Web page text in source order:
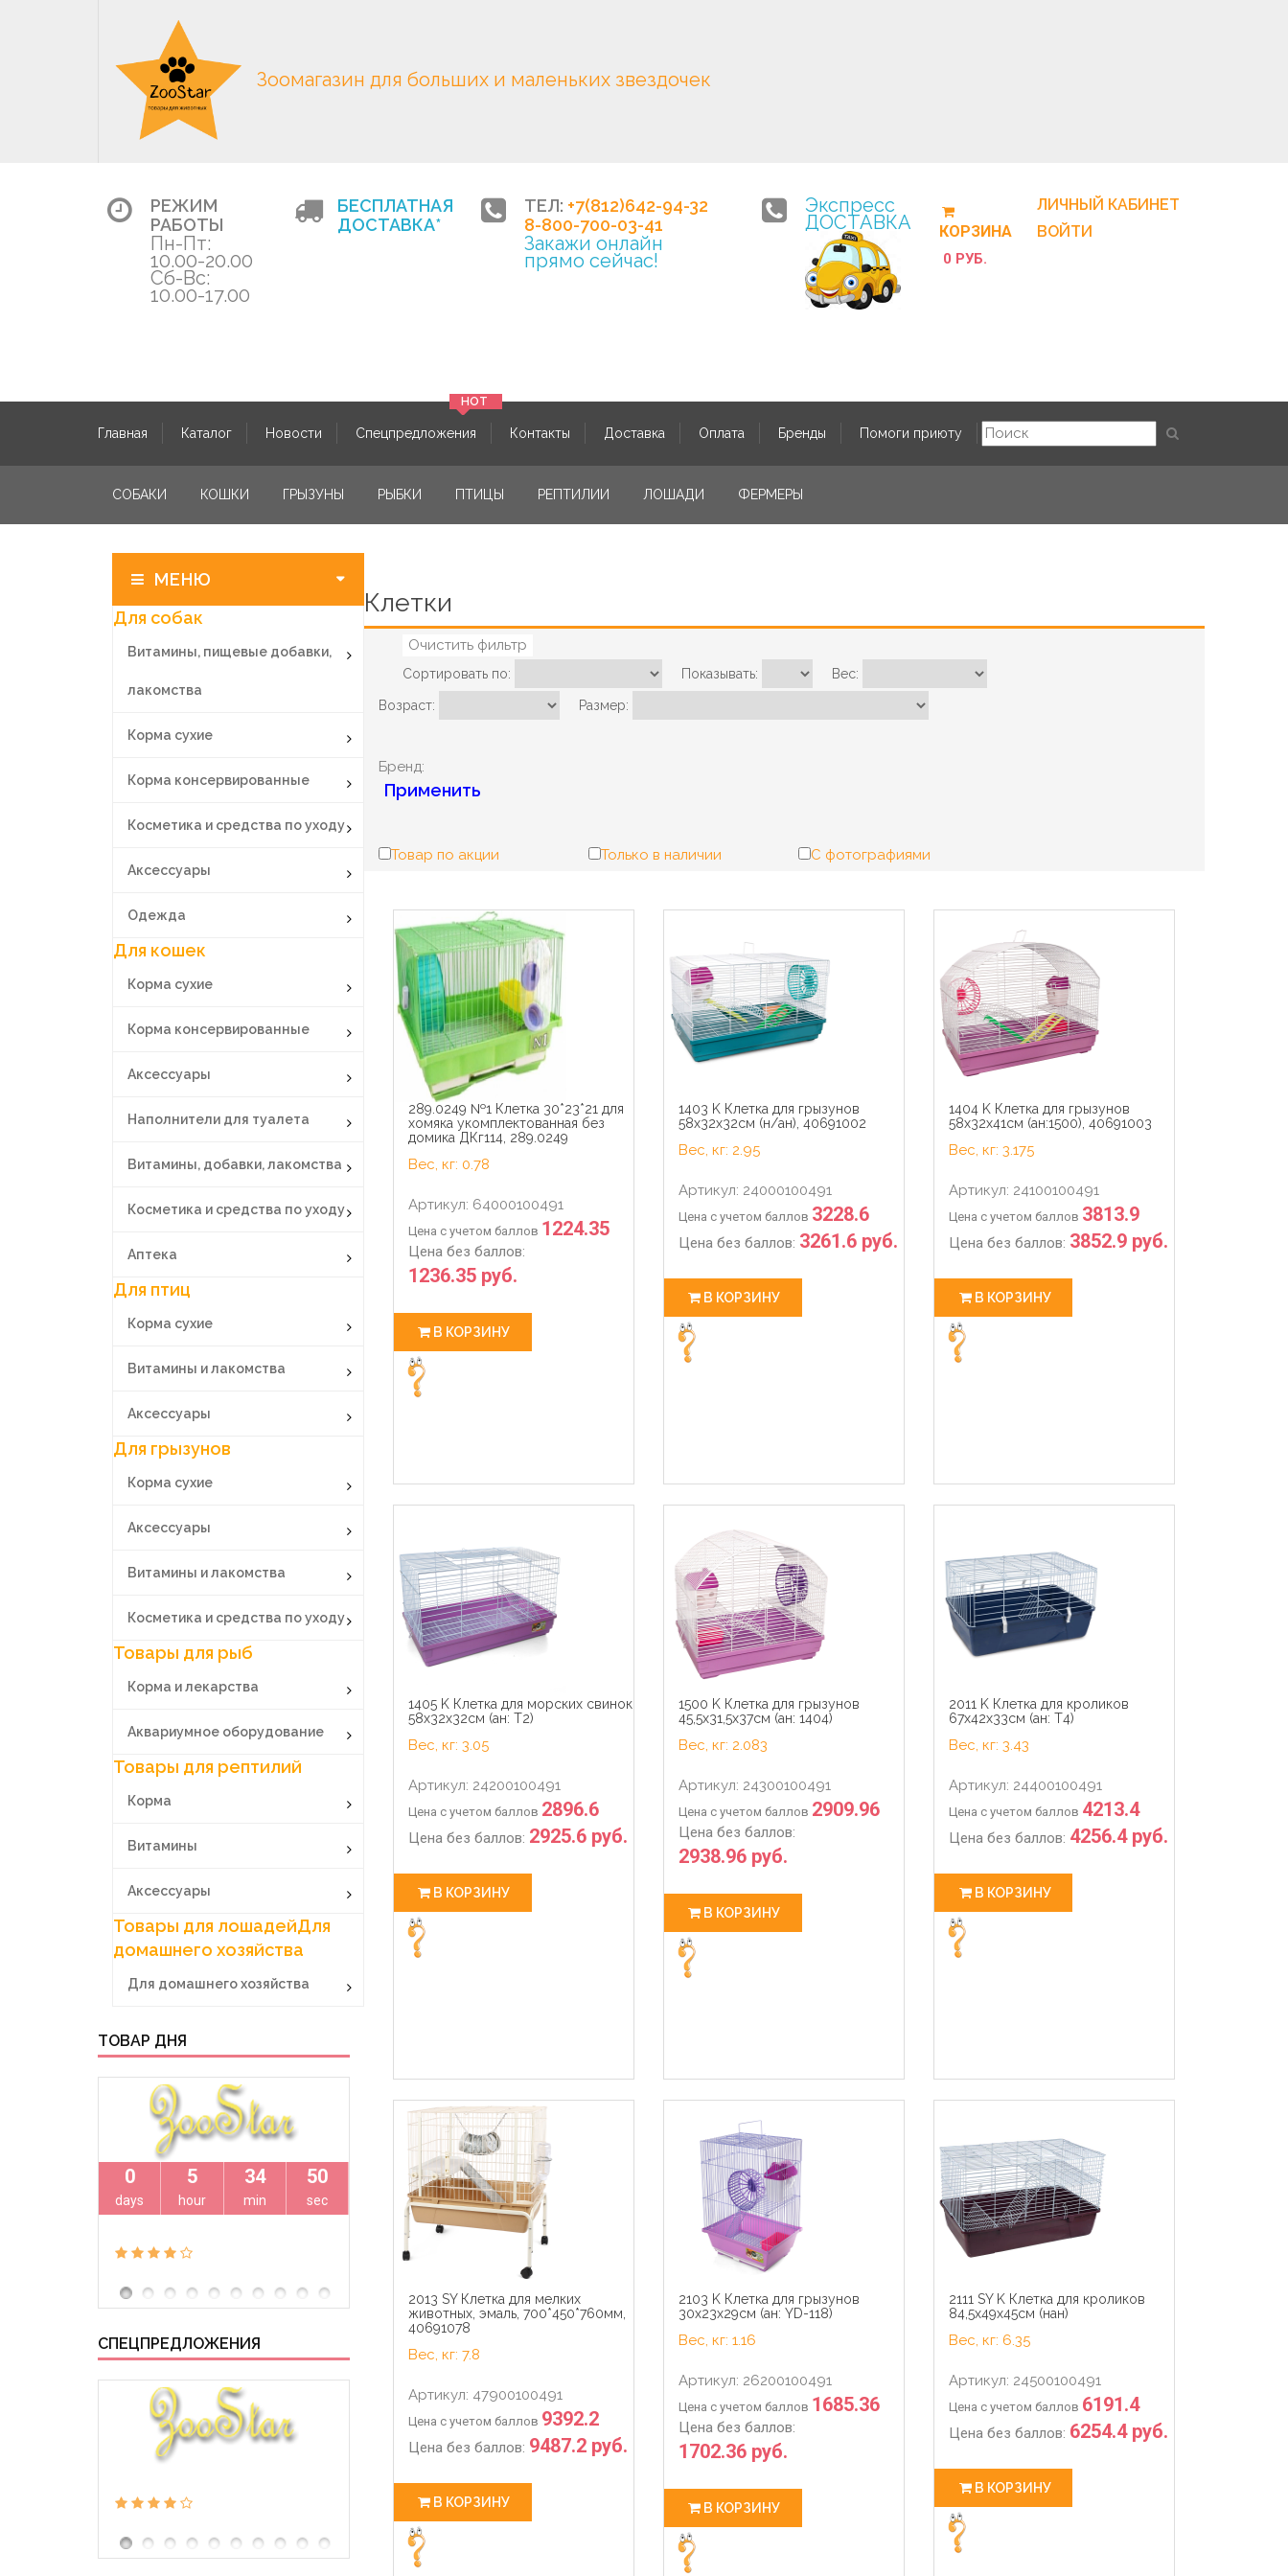
Зоомагазин для больших и маленьких звездочек
РЕЖИМ
РАБОТЫ
Пн-Пт:
10.00-20.00
Сб-Вс:
10.00-17.00
БЕСПЛАТНАЯ
ДОСТАВКА*
ТЕЛ: +7(812)642-94-32
8-800-700-03-41
Закажи онлайн
прямо сейчас!
Экспресс
ДОСТАВКА КОРЗИНА
0 РУБ.
ЛИЧНЫЙ КАБИНЕТ
ВОЙТИ
Главная Каталог Новости Спецпредложения Контакты Доставка Оплата Бренды Помоги приюту
СОБАКИ КОШКИ ГРЫЗУНЫ РЫБКИ ПТИЦЫ РЕПТИЛИИ ЛОШАДИ ФЕРМЕРЫ
МЕНЮ
Для собак
Витамины, пищевые добавки,
лакомства
Корма сухие
Корма консервированные
Косметика и средства по уходу
Аксессуары
Одежда
Для кошек
Корма сухие
Корма консервированные
Аксессуары
Наполнители для туалета
Витамины, добавки, лакомства
Косметика и средства по уходу
Аптека
Для птиц
Корма сухие
Витамины и лакомства
Аксессуары
Для грызунов
Корма сухие
Аксессуары
Витамины и лакомства
Косметика и средства по уходу
Товары для рыб
Корма и лекарства
Аквариумное оборудование
Товары для рептилий
Корма
Витамины
Аксессуары
Товары для лошадейДля
домашнего хозяйства
Для домашнего хозяйства
ТОВАР ДНЯ
0
days
5
hour
34
min
49
sec
0
days
5
hour
34
min days
5
hour
0
days
5
hour
34
min
СПЕЦПРЕДЛОЖЕНИЯ
Клетки
Очистить фильтр
Сортировать по: Показывать: Вес:
Возраст: Размер:
Бренд:
Применить
Товар по акции Только в наличии С фотографиями
289.0249 №1 Клетка 30*23*21 для
хомяка укомплектованная без
домика ДКг114, 289.0249
Вес, кг: 0.78
Артикул: 64000100491
Цена с учетом баллов 1224.35
Цена без баллов:
1236.35 руб.
В КОРЗИНУ
1403 K Клетка для грызунов
58х32х32см (н/ан), 40691002
Вес, кг: 2.95
Артикул: 24000100491
Цена с учетом баллов 3228.6
Цена без баллов: 3261.6 руб.
В КОРЗИНУ
1404 K Клетка для грызунов
58х32х41см (ан:1500), 40691003
Вес, кг: 3.175
Артикул: 24100100491
Цена с учетом баллов 3813.9
Цена без баллов: 3852.9 руб.
В КОРЗИНУ
1405 K Клетка для морских свинок
58х32х32см (ан: Т2)
Вес, кг: 3.05
Артикул: 24200100491
Цена с учетом баллов 2896.6
Цена без баллов: 2925.6 руб.
В КОРЗИНУ
1500 K Клетка для грызунов
45,5х31,5х37см (ан: 1404)
Вес, кг: 2.083
Артикул: 24300100491
Цена с учетом баллов 2909.96
Цена без баллов:
2938.96 руб.
В КОРЗИНУ
2011 K Клетка для кроликов
67х42х33см (ан: Т4)
Вес, кг: 3.43
Артикул: 24400100491
Цена с учетом баллов 4213.4
Цена без баллов: 4256.4 руб.
В КОРЗИНУ
2013 SY Клетка для мелких
животных, эмаль, 700*450*760мм,
40691078
Вес, кг: 7.8
Артикул: 47900100491
Цена с учетом баллов 9392.2
Цена без баллов: 9487.2 руб.
В КОРЗИНУ
2103 K Клетка для грызунов
30х23х29см (ан: YD-118)
Вес, кг: 1.16
Артикул: 26200100491
Цена с учетом баллов 1685.36
Цена без баллов:
1702.36 руб.
В КОРЗИНУ
2111 SY K Клетка для кроликов
84,5х49х45см (нан)
Вес, кг: 6.35
Артикул: 24500100491
Цена с учетом баллов 6191.4
Цена без баллов: 6254.4 руб.
В КОРЗИНУ